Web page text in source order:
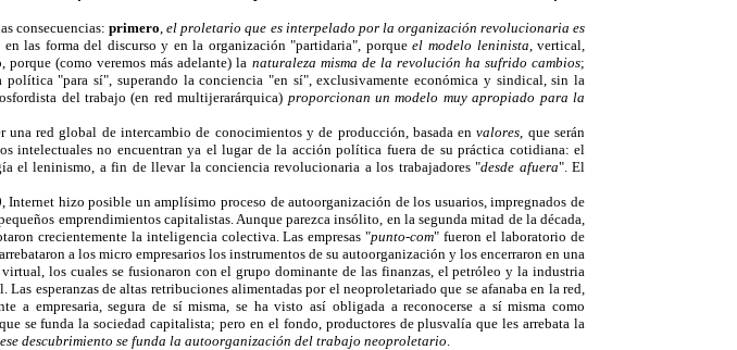
consecuencias:primero ,el proletario que es interpelado por la organización revolucionaria es
en las forma del discurso y en la organización "partidaria", porqueel modelo leninista , vertical,
, porque (como veremos más adelante) la naturaleza misma de la revolución ha sufrido cambios;
"para sí", superando la conciencia "en sí", exclusivamente económica y sindical, sin la
del trabajo (en red multijerarárquica) proporcionan un modelo muy apropiado para la
una red global de intercambio de conocimientos y de producción, basada envalores , que serán
intelectuales no encuentran ya el lugar de la acción política fuera de su práctica cotidiana: el
el leninismo, a fin de llevar la conciencia revolucionaria a los trabajadores "desde afuera". El
hizo posible un amplísimo proceso de autoorganización de los usuarios, impregnados de
emprendimientos capitalistas. Aunque parezca insólito, en la segunda mitad de la década,
crecientemente la inteligencia colectiva. Las empresas "punto-com" fueron el laboratorio de
a los micro empresarios los instrumentos de su autoorganización y los encerraron en una
los cuales se fusionaron con el grupo dominante de las finanzas, el petróleo y la industria
esperanzas de altas retribuciones alimentadas por el neoproletariado que se afanaba en la red,
a empresaria, segura de sí misma, se ha visto así obligada a reconocerse a sí misma como
se funda la sociedad capitalista; pero en el fondo, productores de plusvalía que les arrebata la
descubrimiento se funda la autoorganización del trabajo neoproletario